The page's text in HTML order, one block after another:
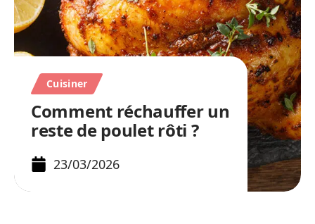
Cuisiner
Comment réchauffer un
reste de poulet rôti ?
23/03/2026